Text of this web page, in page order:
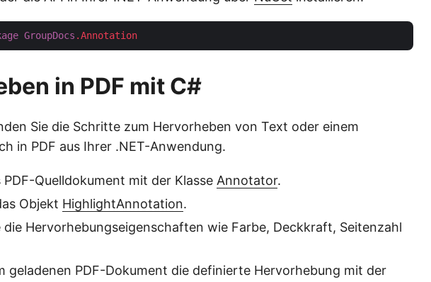
GroupDocs .Annotation
in PDF mit C#
Sie die Schritte zum Hervorheben von Text oder einem
in PDF aus Ihrer .NET-Anwendung.
PDF-Quelldokument mit der Klasse Annotator.
Objekt HighlightAnnotation.
die Hervorhebungseigenschaften wie Farbe, Deckkraft, Seitenzahl
geladenen PDF-Dokument die definierte Hervorhebung mit der